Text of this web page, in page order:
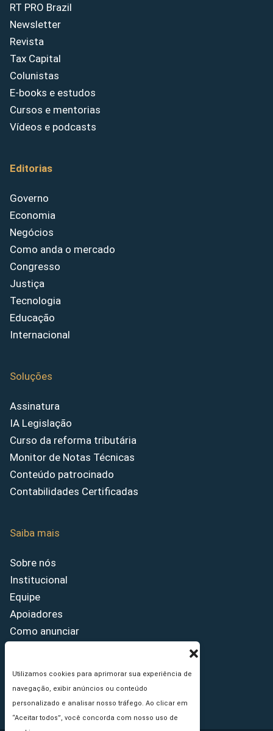
Utilizamos cookies para aprimorar sua experiência de
navegação, exibir anúncios ou conteúdo
personalizado e analisar nosso tráfego. Ao clicar em
“Aceitar todos”, você concorda com nosso uso de
RT PRO Brazil
Newsletter
Revista
Tax Capital
Colunistas
E-books e estudos
Cursos e mentorias
Vídeos e podcasts
Editorias
Governo
Economia
Negócios
Como anda o mercado
Congresso
Justiça
Tecnologia
Educação
Internacional
Soluções
Assinatura
IA Legislação
Curso da reforma tributária
Monitor de Notas Técnicas
Conteúdo patrocinado
Contabilidades Certificadas
Saiba mais
Sobre nós
Institucional
Equipe
Apoiadores
Como anunciar
Princípios Editoriais